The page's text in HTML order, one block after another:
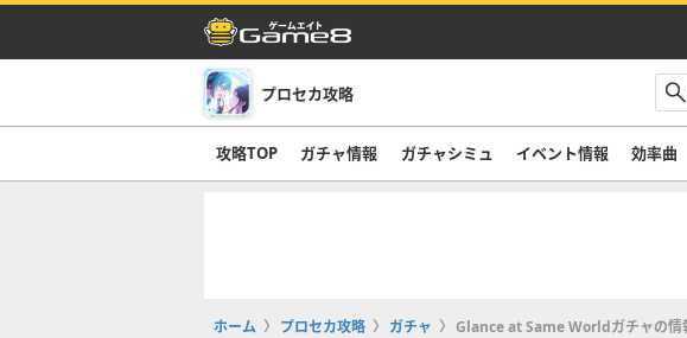
プロセカ攻略
攻略TOP ガチャ情報 ガチャシミュ イベント情報 効率曲
ホーム プロセカ攻略 ガチャ Glance at Same Worldガチャの情